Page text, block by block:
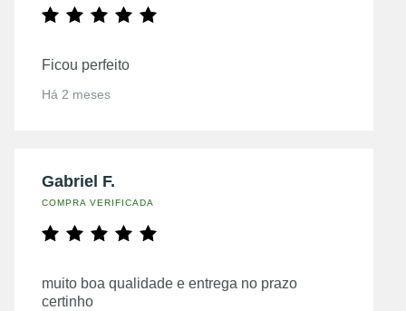
Ficou perfeito
Há 2 meses
Gabriel F.
COMPRA VERIFICADA
muito boa qualidade e entrega no prazo
certinho